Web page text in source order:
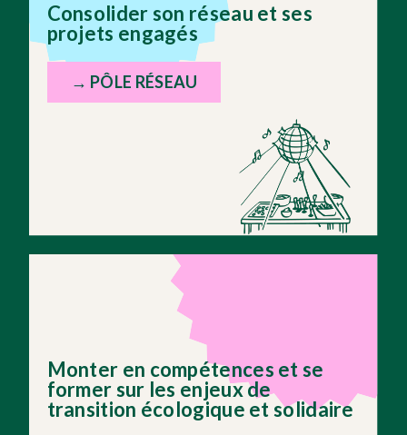
Consolider son réseau et ses
projets engagés
→ PÔLE RÉSEAU
Monter en compétences et se
former sur les enjeux de
transition écologique et solidaire